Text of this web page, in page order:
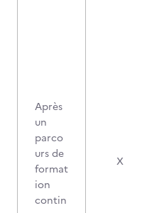
Après
un
parco
urs de
format
ion
contin
X